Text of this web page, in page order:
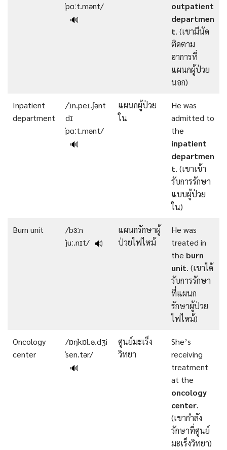
ˈpɑːt.mənt/
🔊
outpatient
departmen
t. (เขามีนัด
ติดตาม
อาการที่
แผนกผู้ป่วย
นอก)
Inpatient
department
/ˈɪn.peɪ.ʃənt
dɪ
ˈpɑːt.mənt/
🔊
แผนกผู้ป่วย
ใน
He was
admitted to
the
inpatient
departmen
t. (เขาเข้า
รับการรักษา
แบบผู้ป่วย
ใน)
Burn unit
/bɜːn
ˈjuː.nɪt/ 🔊
แผนกรักษาผู้
ป่วยไฟไหม้
He was
treated in
the burn
unit. (เขาได้
รับการรักษา
ที่แผนก
รักษาผู้ป่วย
ไฟไหม้)
Oncology
center
/ɒŋˈkɒl.ə.dʒi
ˈsen.tər/
🔊
ศูนย์มะเร็ง
วิทยา
She’s
receiving
treatment
at the
oncology
center.
(เขากำลัง
รักษาที่ศูนย์
มะเร็งวิทยา)